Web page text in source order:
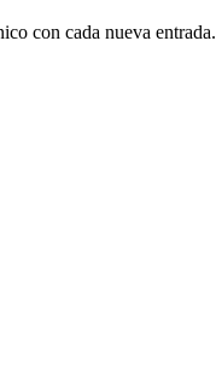
con cada nueva entrada.